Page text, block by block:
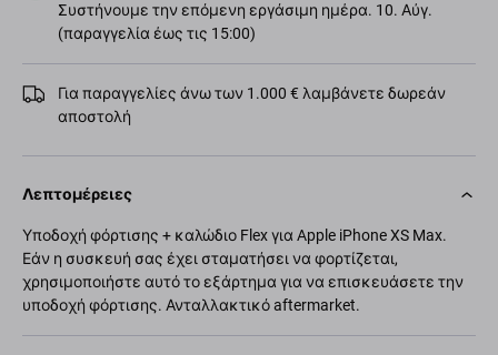
Συστήνουμε την επόμενη εργάσιμη ημέρα. 10. Αύγ.
(παραγγελία έως τις 15:00)
Για παραγγελίες άνω των 1.000 € λαμβάνετε δωρεάν
αποστολή
Λεπτομέρειες
Υποδοχή φόρτισης + καλώδιο Flex για Apple iPhone XS Max.
Εάν η συσκευή σας έχει σταματήσει να φορτίζεται,
χρησιμοποιήστε αυτό το εξάρτημα για να επισκευάσετε την
υποδοχή φόρτισης. Ανταλλακτικό aftermarket.